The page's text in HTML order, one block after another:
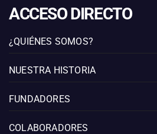
ACCESO DIRECTO
¿QUIÉNES SOMOS?
NUESTRA HISTORIA
FUNDADORES
COLABORADORES